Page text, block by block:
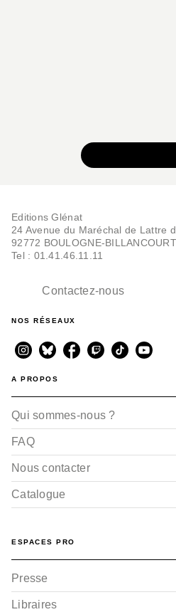
N&B Édition Collector
11/12/2019
BD DOCUMENTAIRE ET BIOGRAPHIE
Le Caravage - Tome 01
Editions Glénat
24 Avenue du Maréchal de Lattre
92772 BOULOGNE-
Tel : 01.41.46.11.11
Contactez-nous
NOS RÉSEAUX
A PROPOS
Qui sommes-nous ?
FAQ
Nous contacter
Catalogue
ESPACES PRO
Presse
Libraires